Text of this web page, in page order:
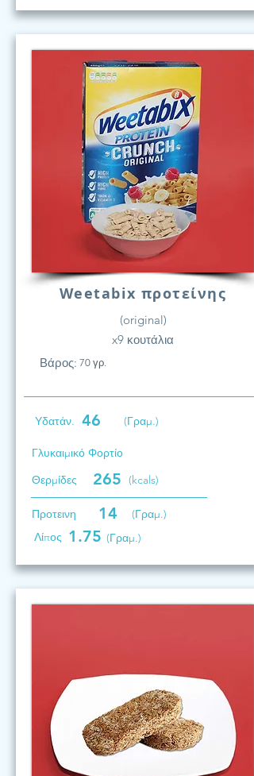
Weetabix προτείνης
(original)
x9 κουτάλια
Βάρος: 70 γρ.
Υδατάν. 46 (Γραμ.)
Γλυκαιμικό Φορτίο
Θερμίδες
265 (kcals)
Προτεινη 14
(Γραμ.)
Λίπος 1.75 (Γραμ.)